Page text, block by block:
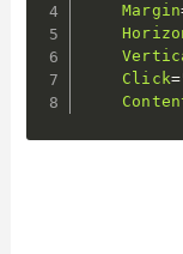
Margin
Click=